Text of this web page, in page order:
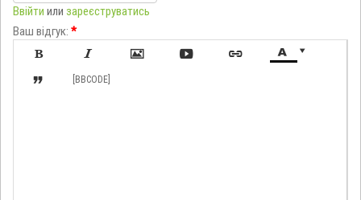
Ввійти или зареєструватись
Ваш відгук: *

     
 [BBCODE]